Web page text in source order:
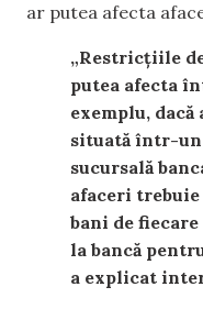
ar putea afecta
„Restricțiile
putea afecta
exemplu, dacă
situată într-un
sucursală
afaceri
bani de fiecare
la bancă
a explicat